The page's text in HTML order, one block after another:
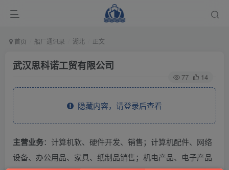
首页 船厂通讯录 湖北 正文
武汉思科诺工贸有限公司
77 14
隐藏内容，请登录后查看
主营业务：计算机软、硬件开发、销售；计算机配件、网络
设备、办公用品、家具、纸制品销售；机电产品、电子产品